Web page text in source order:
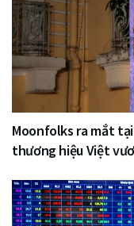
Moonfolks ra mắt
thương hiệu Việt